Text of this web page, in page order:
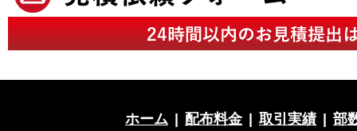
ホーム 配布料金 取引実績
部